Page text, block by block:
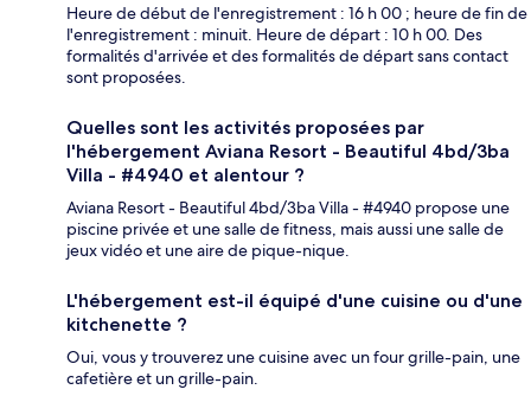
Heure de début de l'enregistrement : 16 h 00 ; heure de fin de
l'enregistrement : minuit. Heure de départ : 10 h 00. Des
formalités d'arrivée et des formalités de départ sans contact
sont proposées.
Quelles sont les activités proposées par
l'hébergement Aviana Resort - Beautiful 4bd/3ba
Villa - #4940 et alentour ?
Aviana Resort - Beautiful 4bd/3ba Villa - #4940 propose une
piscine privée et une salle de fitness, mais aussi une salle de
jeux vidéo et une aire de pique-nique.
L'hébergement est-il équipé d'une cuisine ou d'une
kitchenette ?
Oui, vous y trouverez une cuisine avec un four grille-pain, une
cafetière et un grille-pain.